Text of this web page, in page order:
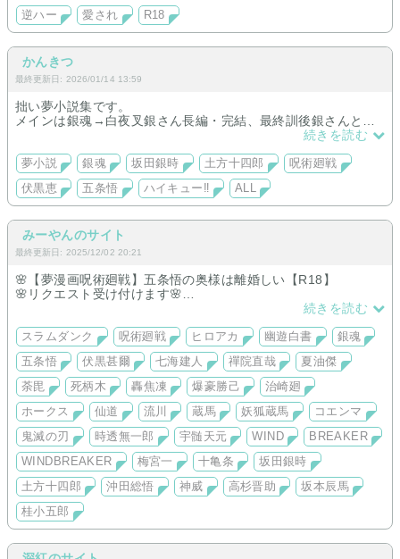
逆ハー
愛され R18
かんきつ
最終更新日: 2026/01/14 13:59
拙い夢小説集です。
メインは銀魂→白夜叉銀さん長編・完結、最終訓後銀さんとほ
HQ→スガさん原作沿い、日向くん短編・完結、一話完結ALL
（二口くん国見くん）
続きを読む
夢小説 銀魂 坂田銀時 土方十四郎
呪術廻戦
伏黒恵
五条悟 ハイキュー‼︎ ALL
みーやんのサイト
最終更新日: 2025/12/02 20:21
🌸【夢漫画呪術廻戦】五条悟の奥様は離婚しい【R18】
🌸リクエスト受け付けます🌸
🌸他夢小説🌸
中編【完結】【呪術廻戦】悪い男【R18】
長編【完結】【呪術廻戦】五条悟から逃れたいので呪詛師目指
します【R18】
中編【完結】【WIND BREAKER】夜が明けたら【R18】梅宮一
長編【WIND BREAKER】My,friend【R18】梅宮一・十亀条執
筆中
長編【呪術廻戦】五条悟の奥様は離婚したい【R指定】執筆中
長編【呪術廻戦】禪院直哉→私←五条悟❇︎傷だらけの婚約者
❇︎【R指定】執筆中
長編【ヒロアカ】蒼炎を縛る【R指定】執筆中
[作品説明]
5️⃣奥様
悟が五条家当主になった18歳の時に結婚した主人公。
続きを読む
スラムダンク 呪術廻戦 ヒロアカ 幽遊白書
銀魂
五条悟
伏黒甚爾 七海建人 禪院直哉
夏油傑
荼毘
死柄木 轟焦凍 爆豪勝己
治崎廻
ホークス
仙道 流川 蔵馬 妖狐蔵馬
コエンマ
鬼滅の刃
時透無一郎 宇髄天元 WIND
BREAKER
WINDBREAKER
梅宮一 十亀条
坂田銀時
土方十四郎
沖田総悟 神威 高杉晋助
坂本辰馬
桂小五郎